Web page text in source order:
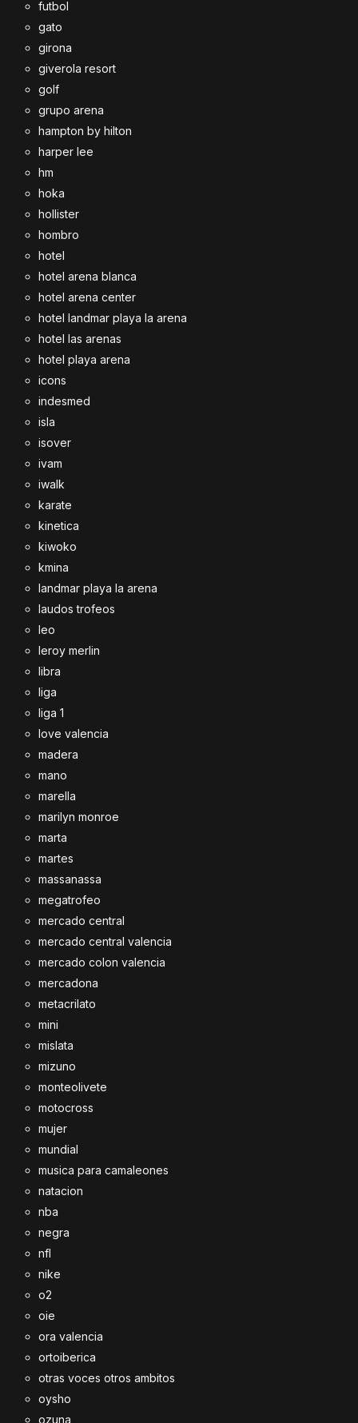
futbol
gato
girona
giverola resort
golf
grupo arena
hampton by hilton
harper lee
hm
hoka
hollister
hombro
hotel
hotel arena blanca
hotel arena center
hotel landmar playa la arena
hotel las arenas
hotel playa arena
icons
indesmed
isla
isover
ivam
iwalk
karate
kinetica
kiwoko
kmina
landmar playa la arena
laudos trofeos
leo
leroy merlin
libra
liga
liga 1
love valencia
madera
mano
marella
marilyn monroe
marta
martes
massanassa
megatrofeo
mercado central
mercado central valencia
mercado colon valencia
mercadona
metacrilato
mini
mislata
mizuno
monteolivete
motocross
mujer
mundial
musica para camaleones
natacion
nba
negra
nfl
nike
o2
oie
ora valencia
ortoiberica
otras voces otros ambitos
oysho
ozuna